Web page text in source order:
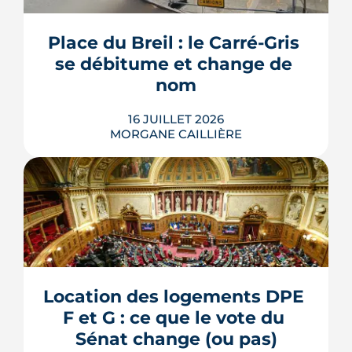
l'accord du promoteur. Distincts des
livraison, ces aménagements
s'encadrent par un contrat spécifique
Place du Breil : le Carré-Gris
se débitume et change de
nom
16 JUILLET 2026
MORGANE CAILLIÈRE
L'esplanade goudronnée du Breil-
Malville, doublée d'un parking, est en
travaux depuis janvier. D'ici décembre,
plantée, débaptisée au profit d'Aimée
Lallement, féministe et résistante.
LIRE L'ARTICLE
Location des logements DPE
F et G : ce que le vote du
Sénat change (ou pas)